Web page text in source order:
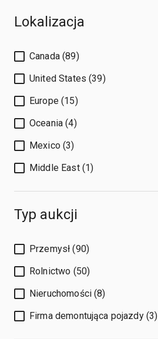
Lokalizacja
Canada (89)
United States (39)
Europe (15)
Oceania (4)
Mexico (3)
Middle East (1)
Typ aukcji
Przemysł (90)
Rolnictwo (50)
Nieruchomości (8)
Firma demontująca pojazdy (3)